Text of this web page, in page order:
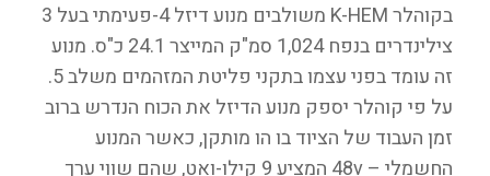
בקוהלר K-HEM משולבים מנוע דיזל 4-פעימתי בעל 3
צילינדרים בנפח 1,024 סמ"ק המייצר 24.1 כ"ס. מנוע
זה עומד בפני עצמו בתקני פליטת המזהמים משלב 5.
על פי קוהלר יספק מנוע הדיזל את הכוח הנדרש ברוב
זמן העבוד של הציוד בו הו מותקן, כאשר המנוע
החשמלי – 48v המציע 9 קילו-ואט, שהם שווי ערך